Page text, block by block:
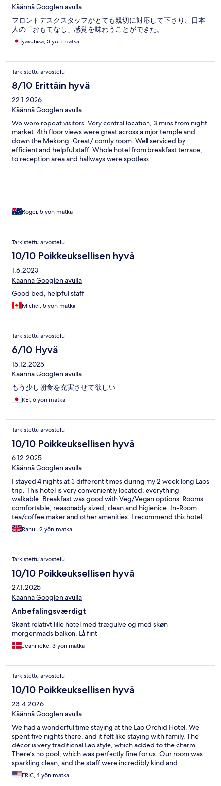
Käännä Googlen avulla
フロントデスクスタッフがとても親切に対応して下さり、日本
人の「おもてなし」感覚を味わうことができた。
yasuhisa, 3 yön matka
Tarkistettu arvostelu
8/10 Erittäin hyvä
22.1.2026
Käännä Googlen avulla
We were repeat visitors. Very central location, 3 mins from night
market. 4th floor views were great across a mjor temple and
down the Mekong. Great/ comfy room. Well serviced by
efficient and helpful staff. Whole hotel from breakfast terrace,
to reception area and hallways were spotless.
Roger, 5 yön matka
Tarkistettu arvostelu
10/10 Poikkeuksellisen hyvä
1.6.2023
Käännä Googlen avulla
Good bed, helpful staff
Michel, 5 yön matka
Tarkistettu arvostelu
6/10 Hyvä
15.12.2025
Käännä Googlen avulla
もう少し朝食を充実させて欲しい
KEI, 6 yön matka
Tarkistettu arvostelu
10/10 Poikkeuksellisen hyvä
6.12.2025
Käännä Googlen avulla
I stayed 4 nights at 3 different times during my 2 week long Laos
trip. This hotel is very conveniently located, everything
walkable. Breakfast was good with Veg/Vegan options. Rooms
comfortable, reasonably sized, clean and higienice. In-Room
tea/coffee maker and other amenities. I recommend this hotel.
Rahul, 2 yön matka
Tarkistettu arvostelu
10/10 Poikkeuksellisen hyvä
27.1.2025
Käännä Googlen avulla
Anbefalingsværdigt
Skønt relativt lille hotel med trægulve og med skøn
morgenmads balkon. Lå fint
Jeanineke, 3 yön matka
Tarkistettu arvostelu
10/10 Poikkeuksellisen hyvä
23.4.2026
Käännä Googlen avulla
We had a wonderful time staying at the Lao Orchid Hotel. We
spent five nights there, and it felt like staying with family. The
décor is very traditional Lao style, which added to the charm.
There’s no pool, which was perfectly fine for us. Our room was
sparkling clean, and the staff were incredibly kind and
welcoming. Breakfast was fresh and delicious—especially the
coffee. There was always a smiling face to greet us as we came
ERIC, 4 yön matka